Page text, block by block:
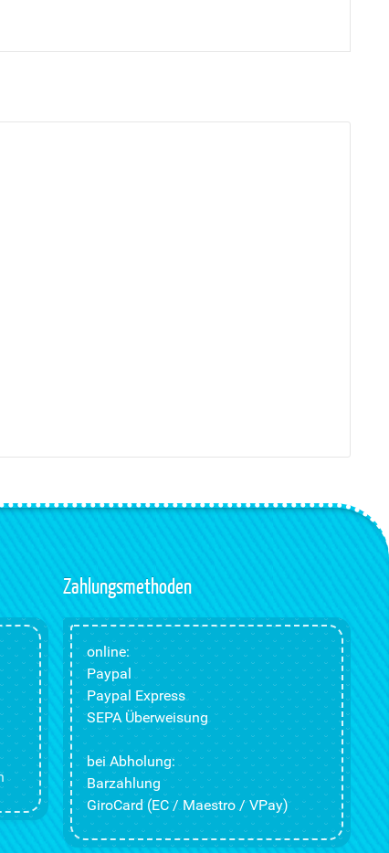
Zahlungsmethoden
online:
Paypal
Paypal Express
SEPA Überweisung
bei Abholung:
Barzahlung
GiroCard (EC / Maestro / VPay)